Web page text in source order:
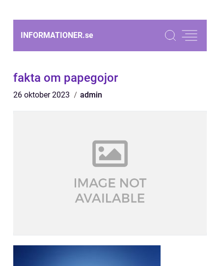
INFORMATIONER.se
fakta om papegojor
26 oktober 2023 admin